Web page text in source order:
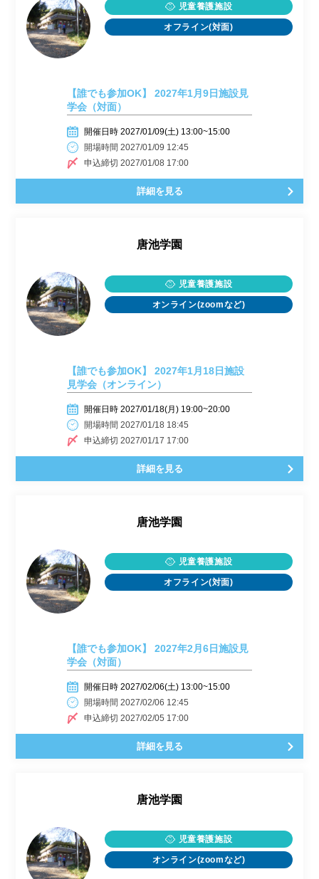
児童養護施設
オフライン(対面)
【誰でも参加OK】 2027年1月9日施設見
学会（対面）
開催日時 2027/01/09(土) 13:00~15:00
開場時間 2027/01/09 12:45
申込締切 2027/01/08 17:00
詳細を見る
唐池学園
児童養護施設
オンライン(zoomなど)
【誰でも参加OK】 2027年1月18日施設
見学会（オンライン）
開催日時 2027/01/18(月) 19:00~20:00
開場時間 2027/01/18 18:45
申込締切 2027/01/17 17:00
詳細を見る
唐池学園
児童養護施設
オフライン(対面)
【誰でも参加OK】 2027年2月6日施設見
学会（対面）
開催日時 2027/02/06(土) 13:00~15:00
開場時間 2027/02/06 12:45
申込締切 2027/02/05 17:00
詳細を見る
唐池学園
児童養護施設
オンライン(zoomなど)